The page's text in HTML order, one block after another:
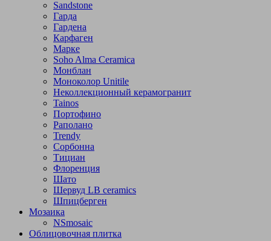
Sandstone
Гарда
Гардена
Карфаген
Марке
Soho Alma Ceramica
Монблан
Моноколор Unitile
Неколлекционный керамогранит
Tainos
Портофино
Раполано
Trendy
Сорбонна
Тициан
Флоренция
Шато
Шервуд LB ceramics
Шпицберген
Мозаика
NSmosaic
Облицовочная плитка